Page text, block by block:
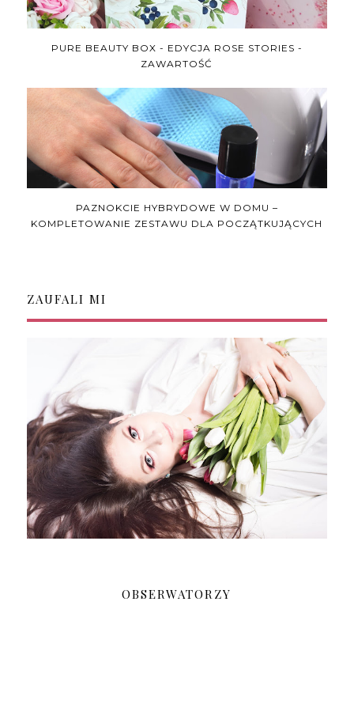
PURE BEAUTY BOX - EDYCJA ROSE STORIES -
ZAWARTOŚĆ
PAZNOKCIE HYBRYDOWE W DOMU –
KOMPLETOWANIE ZESTAWU DLA POCZĄTKUJĄCYCH
ZAUFALI MI
OBSERWATORZY